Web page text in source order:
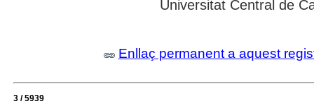
Universitat Central de
Enllaç permanent a aquest
3 / 5939